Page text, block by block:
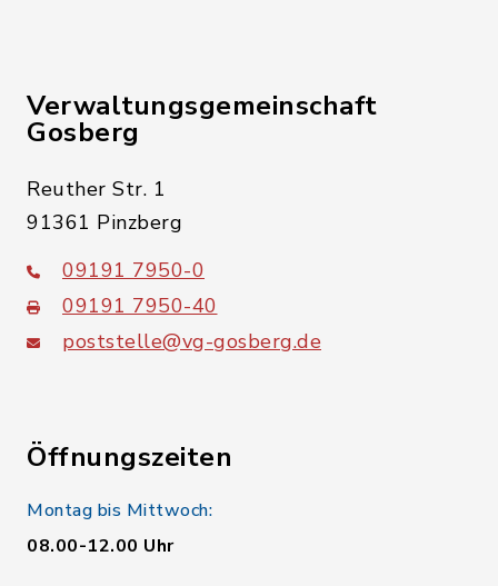
Verwaltungsgemeinschaft
Gosberg
Reuther Str. 1
91361 Pinzberg
09191 7950-0
09191 7950-40
poststelle@vg-gosberg.de
Öffnungszeiten
Montag bis Mittwoch:
08.00-12.00 Uhr